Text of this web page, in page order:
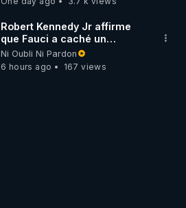
Robert Kennedy Jr affirme
que Fauci a caché un
infarctus pulmonaire
survenu après sa
vaccination
Ni Oubli Ni Pardon
6 hours ago
167 views